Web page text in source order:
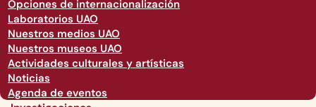
Opciones de internacionalización
Laboratorios UAO
Nuestros medios UAO
Nuestros museos UAO
Actividades culturales y artísticas
Noticias
Agenda de eventos